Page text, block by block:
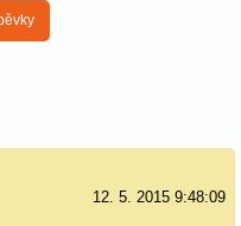
12. 5. 2015 9:48:09